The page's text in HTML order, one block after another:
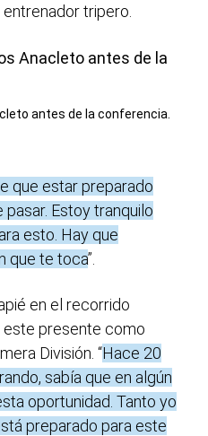
entrenador tripero.
antes de la conferencia.
que estar preparado
Estoy tranquilo
esto. Hay que
que te toca”.
en el recorrido
este presente como
División. “Hace 20
sabía que en algún
oportunidad. Tanto yo
preparado para este